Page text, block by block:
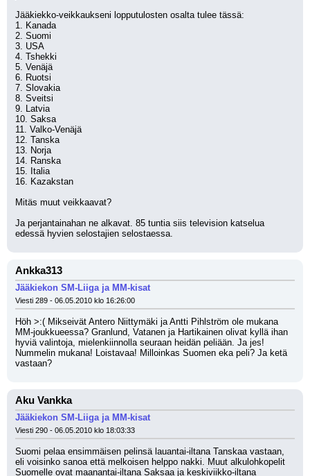
Jääkiekko-veikkaukseni lopputulosten osalta tulee tässä:
1. Kanada
2. Suomi
3. USA
4. Tshekki
5. Venäjä
6. Ruotsi
7. Slovakia
8. Sveitsi
9. Latvia
10. Saksa
11. Valko-Venäjä
12. Tanska
13. Norja
14. Ranska
15. Italia
16. Kazakstan
Mitäs muut veikkaavat?
Ja perjantainahan ne alkavat. 85 tuntia siis television katselua
edessä hyvien selostajien selostaessa.
Ankka313
Jääkiekon SM-Liiga ja MM-kisat
Viesti 289 - 06.05.2010 klo 16:26:00
Höh >:( Mikseivät Antero Niittymäki ja Antti Pihlström ole mukana
MM-joukkueessa? Granlund, Vatanen ja Hartikainen olivat kyllä ihan
hyviä valintoja, mielenkiinnolla seuraan heidän peliään. Ja jes!
Nummelin mukana! Loistavaa! Milloinkas Suomen eka peli? Ja ketä
vastaan?
Aku Vankka
Jääkiekon SM-Liiga ja MM-kisat
Viesti 290 - 06.05.2010 klo 18:03:33
Suomi pelaa ensimmäisen pelinsä lauantai-iltana Tanskaa vastaan,
eli voisinko sanoa että melkoisen helppo nakki. Muut alkulohkopelit
Suomelle ovat maanantai-iltana Saksaa ja keskiviikko-iltana